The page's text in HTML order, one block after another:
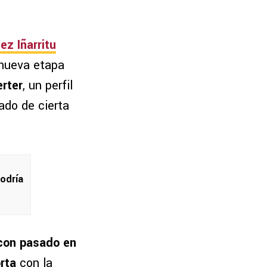
Iñarritu
etapa
, un perfil
de cierta
pasado en
con la